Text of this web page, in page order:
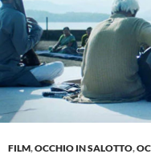
FILM,OCCHIO IN SALOTTO,